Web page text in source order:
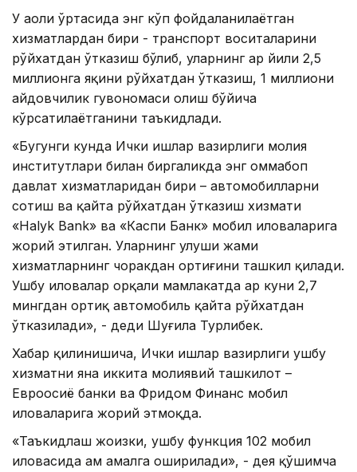
У аҳоли ўртасида энг кўп фойдаланилаётган
хизматлардан бири - транспорт воситаларини
рўйхатдан ўтказиш бўлиб, уларнинг ҳар йили 2,5
миллионга яқини рўйхатдан ўтказиш, 1 миллиони
ҳайдовчилик гувоҳномаси олиш бўйича
кўрсатилаётганини таъкидлади.
«Бугунги кунда Ички ишлар вазирлиги молия
институтлари билан биргаликда энг оммабоп
давлат хизматларидан бири – автомобилларни
сотиш ва қайта рўйхатдан ўтказиш хизмати
«Halyk Bank» ва «Каспи Банк» мобил иловаларига
жорий этилган. Уларнинг улуши жами
хизматларнинг чоракдан ортиғини ташкил қилади.
Ушбу иловалар орқали мамлакатда ҳар куни 2,7
мингдан ортиқ автомобиль қайта рўйхатдан
ўтказилади», - деди Шуғила Турлибек.
Хабар қилинишича, Ички ишлар вазирлиги ушбу
хизматни яна иккита молиявий ташкилот –
Евроосиё банки ва Фридом Финанc мобил
иловаларига жорий этмоқда.
«Таъкидлаш жоизки, ушбу функция 102 мобил
иловасида ҳам амалга оширилади», - дея қўшимча